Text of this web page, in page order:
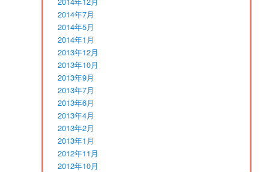
2014年7月
2014年5月
2014年1月
2013年12月
2013年10月
2013年9月
2013年7月
2013年6月
2013年4月
2013年2月
2013年1月
2012年11月
2012年10月